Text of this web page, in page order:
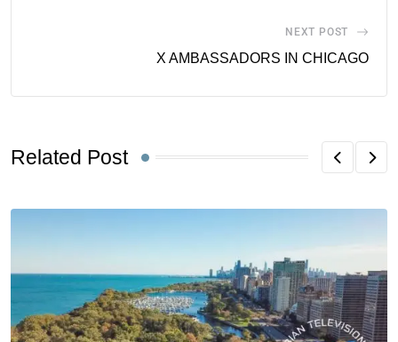
NEXT POST
X AMBASSADORS IN CHICAGO
Related Post